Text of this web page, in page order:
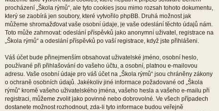
procházení „Škola rýmů“, ale tyto cookies jsou mimo rozsah tohoto dokumentu,
který se zaobírá jen soubory, které vytvořilo phpBB. Druhá možnost jak
můžeme shromažďovat vaše osobní údaje, je vaše odeslání těchto údajů nám.
Toto může zahrnovat: odeslání příspěvků jako anonymní uživatel, registrace na
„Škola rýmů“ a odeslání příspěvků po vaší registrace, když jste přihlášeni.
Váš účet bude přinejmenším obsahovat uživatelské jméno, osobní heslo,
používané při přihlašování do vašeho účtu, a osobní, platnou e-mailovou
adresu. Vaše osobní údaje pro váš účet na „Škola rýmů“ jsou chráněny zákony
o ochraně osobních údajů. Jakékoliv jiné informace požadované od „Škola
rýmů“ kromě vašeho uživatelského jména, vašeho hesla a vašeho e-mailu při
registraci, můžeme zvolit jako povinné nebo dobrovolné. Ve všech případech
dostanete možnost rozhodnout, zda-li tyto informace budou veřejně